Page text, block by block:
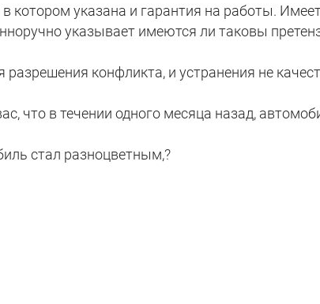
указана и гарантия на работы.
указывает имеются ли таковы
конфликта, и устранения не
что в течении одного месяца назад,
стал разноцветным,?